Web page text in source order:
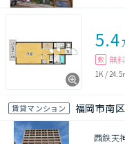
5.4
敷 無料
1K / 24.5
賃貸マンション 福岡市南
西鉄天